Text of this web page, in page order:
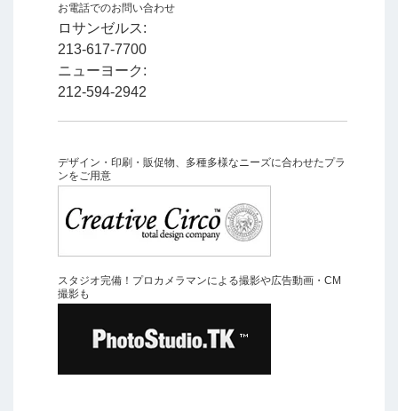
お電話でのお問い合わせ
ロサンゼルス:
213-617-7700
ニューヨーク:
212-594-2942
デザイン・印刷・販促物、多種多様なニーズに合わせたプラ
ンをご用意
スタジオ完備！プロカメラマンによる撮影や広告動画・CM
撮影も